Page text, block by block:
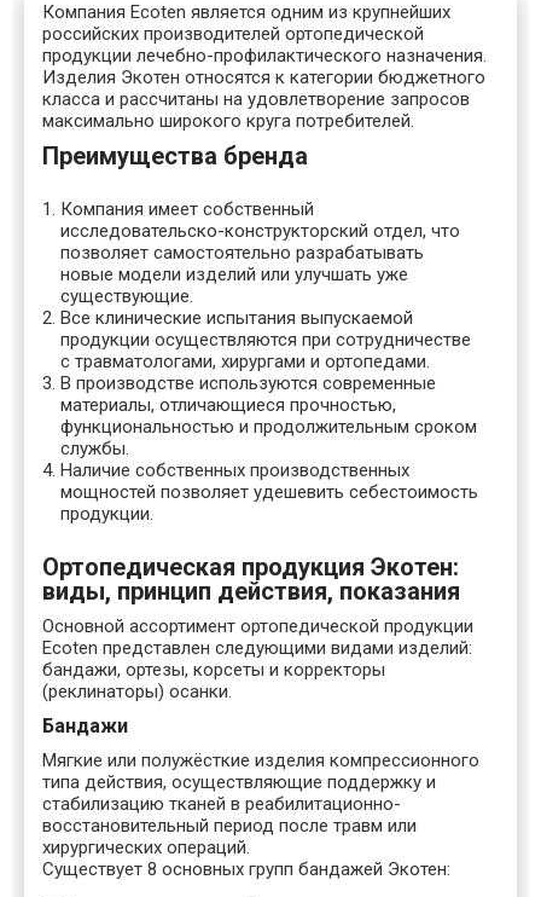
Компания Ecoten является одним из крупнейших
российских производителей ортопедической
продукции лечебно-профилактического назначения.
Изделия Экотен относятся к категории бюджетного
класса и рассчитаны на удовлетворение запросов
максимально широкого круга потребителей.
Преимущества бренда
Компания имеет собственный
исследовательско-конструкторский отдел, что
позволяет самостоятельно разрабатывать
новые модели изделий или улучшать уже
существующие.
Все клинические испытания выпускаемой
продукции осуществляются при сотрудничестве
с травматологами, хирургами и ортопедами.
В производстве используются современные
материалы, отличающиеся прочностью,
функциональностью и продолжительным сроком
службы.
Наличие собственных производственных
мощностей позволяет удешевить себестоимость
продукции.
Ортопедическая продукция Экотен:
виды, принцип действия, показания
Основной ассортимент ортопедической продукции
Ecoten представлен следующими видами изделий:
бандажи, ортезы, корсеты и корректоры
(реклинаторы) осанки.
Бандажи
Мягкие или полужёсткие изделия компрессионного
типа действия, осуществляющие поддержку и
стабилизацию тканей в реабилитационно-
восстановительный период после травм или
хирургических операций.
Существует 8 основных групп бандажей Экотен: